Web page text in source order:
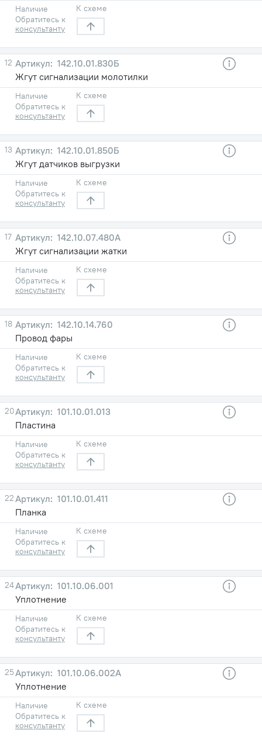
Наличие
Обратитесь к
консультанту
К схеме
12
142.10.01.830Б
Жгут сигнализации молотилки
Наличие
Обратитесь к
консультанту
К схеме
13
142.10.01.850Б
Жгут датчиков выгрузки
Наличие
Обратитесь к
консультанту
К схеме
17
142.10.07.480А
Жгут сигнализации жатки
Наличие
Обратитесь к
консультанту
К схеме
18
142.10.14.760
Провод фары
Наличие
Обратитесь к
консультанту
К схеме
20
101.10.01.013
Пластина
Наличие
Обратитесь к
консультанту
К схеме
22
101.10.01.411
Планка
Наличие
Обратитесь к
консультанту
К схеме
24
101.10.06.001
Уплотнение
Наличие
Обратитесь к
консультанту
К схеме
25
101.10.06.002А
Уплотнение
Наличие
Обратитесь к
консультанту
К схеме